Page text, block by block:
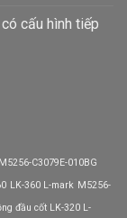
cấu hình tiếp
C3079E-010BG
LK-360 L-mark M5256-
đầu cốt LK-320 L-